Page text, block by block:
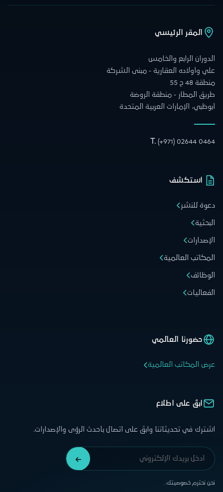
المقر الرئيسي
الدوران الرابع والخامس
علي وأولاده العقارية - مبنى الشركة
منطقة 48 ج 55
طريق المطار - منطقة الروضة
أبوظبي، الإمارات العربية المتحدة
T. (+971) 02644 0464
استكشف
دعوة للنشر
البحثية
الإصدارات
المكاتب العالمية
الوظائف
الفعاليات
حضورنا العالمي
عرض المكاتب العالمية
ابقَ على اطلاع
اشترك في تحديثاتنا وابقَ على اتصال بأحدث الرؤى والإصدارات.
نحن نحترم خصوصيتك.